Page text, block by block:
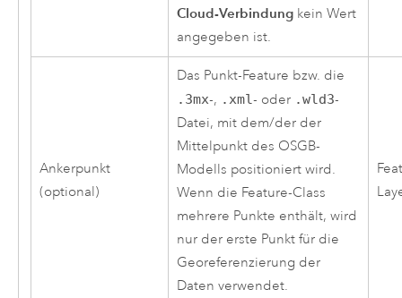
Cloud-Verbindungkein Wert
angegeben ist.
Ankerpunkt
(optional)
Das Punkt-Feature bzw. die
.3mx-, .xml- oder .wld3-
Datei, mit dem/der der
Mittelpunkt des OSGB-
Modells positioniert wird.
Wenn die Feature-Class
mehrere Punkte enthält, wird
nur der erste Punkt für die
Georeferenzierung der
Daten verwendet.